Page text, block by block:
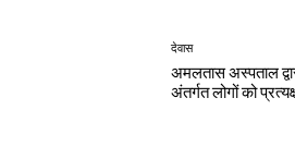
देवास
अमलतास अस्पताल
अंतर्गत लोगों को